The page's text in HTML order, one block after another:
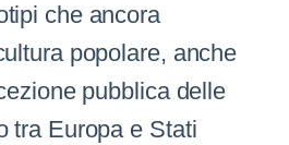
che ancora
popolare, anche
pubblica delle
tra Europa e Stati